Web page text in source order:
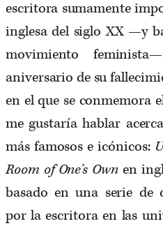
escritora sumamente
inglesa del siglo XX —y
movimiento
aniversario de su
en el que se conmemora
me gustaría hablar
más famosos e icónicos:
Room of One’s Ownen
basado en una serie de
por la escritora en las